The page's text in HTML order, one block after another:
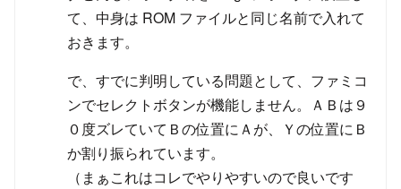
て、中身は ROM ファイルと同じ名前で入れて
おきます。
で、すでに判明している問題として、ファミコ
ンでセレクトボタンが機能しません。ＡＢは９
０度ズレていてＢの位置にＡが、Ｙの位置にＢ
か割り振られています。
（まぁこれはコレでやりやすいので良いです